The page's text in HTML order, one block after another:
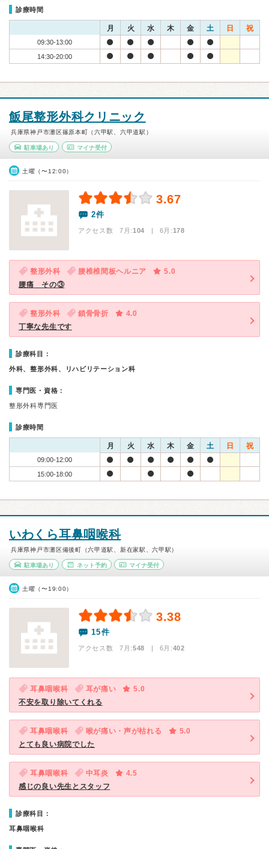
診療時間
月 火 水 木 金 土 日 祝
09:30-13:00
14:30-20:00
飯尾整形外科クリニック
兵庫県神戸市灘区篠原本町（六甲駅、六甲道駅）
駐車場あり マイナ受付
土曜（〜12:00）
3.67
2件
アクセス数 7月:104 | 6月:178
整形外科 腰椎椎間板ヘルニア
5.0
腰痛 その③
整形外科 鎖骨骨折
4.0
丁寧な先生です
診療科目：
外科、整形外科、リハビリテーション科
専門医・資格：
整形外科専門医
診療時間
月 火 水 木 金 土 日 祝
09:00-12:00
15:00-18:00
いわくら耳鼻咽喉科
兵庫県神戸市灘区備後町（六甲道駅、新在家駅、六甲駅）
駐車場あり ネット予約 マイナ受付
土曜（〜19:00）
3.38
15件
アクセス数 7月:548 | 6月:402
耳鼻咽喉科 耳が痛い
5.0
不安を取り除いてくれる
耳鼻咽喉科 喉が痛い・声が枯れる
5.0
とても良い病院でした
耳鼻咽喉科 中耳炎
4.5
感じの良い先生とスタッフ
診療科目：
耳鼻咽喉科